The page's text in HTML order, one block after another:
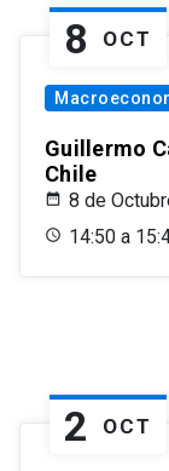
8 OCT
Guillermo
Chile
8 de
14:50 a
2 OCT